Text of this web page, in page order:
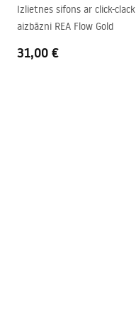
Pieskarieties atverei
Izlietnes sifons ar click-clack
aizbāzni REA Flow Gold
31,00 €